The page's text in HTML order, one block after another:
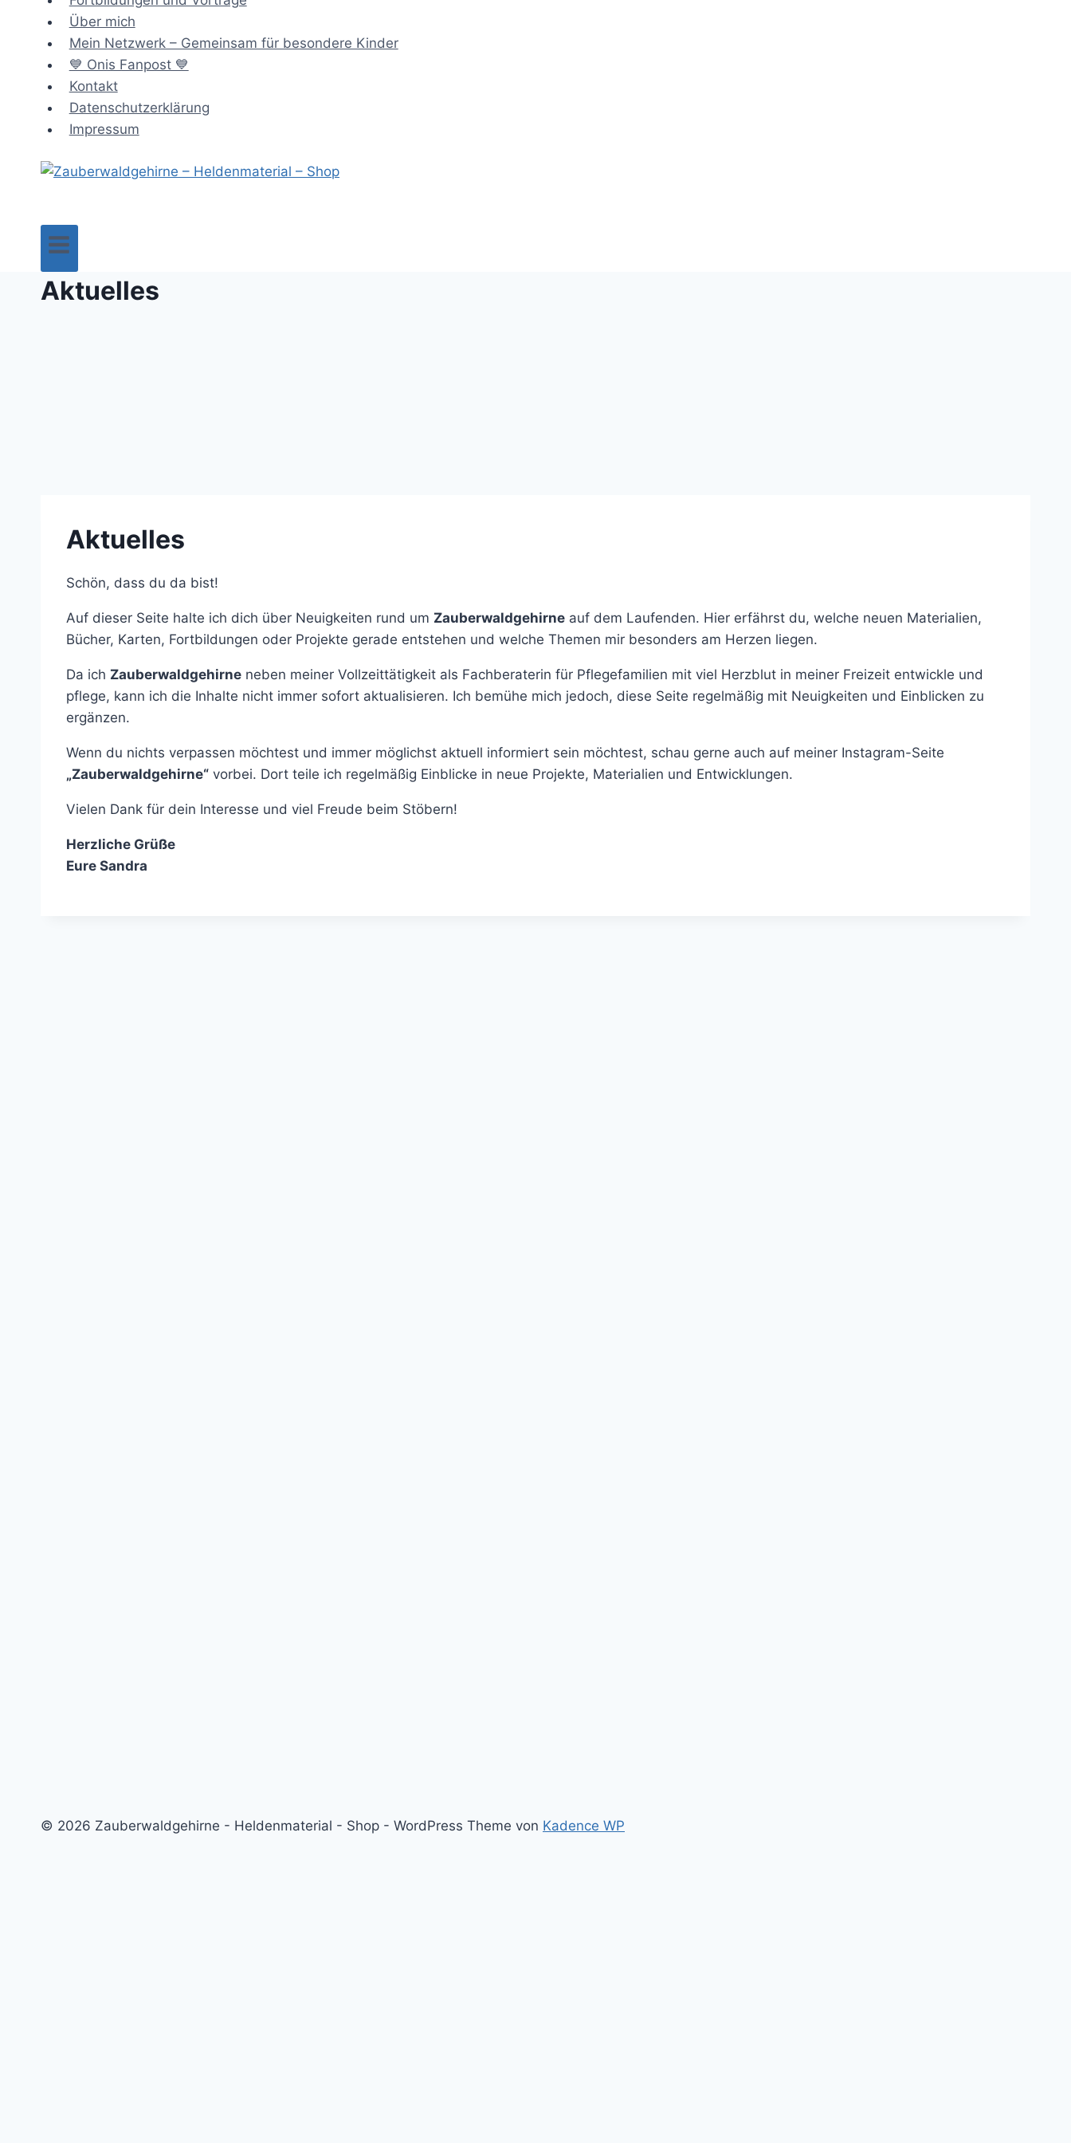
Über mich
Mein Netzwerk – Gemeinsam für besondere Kinder
💙 Onis Fanpost 💙
Kontakt
Datenschutzerklärung
Impressum
Aktuelles
Aktuelles
Schön, dass du da bist!
Auf dieser Seite halte ich dich über Neuigkeiten rund um Zauberwaldgehirne auf dem Laufenden. Hier erfährst du, welche neuen Materialien,
Bücher, Karten, Fortbildungen oder Projekte gerade entstehen und welche Themen mir besonders am Herzen liegen.
Da ich Zauberwaldgehirne neben meiner Vollzeittätigkeit als Fachberaterin für Pflegefamilien mit viel Herzblut in meiner Freizeit entwickle und
pflege, kann ich die Inhalte nicht immer sofort aktualisieren. Ich bemühe mich jedoch, diese Seite regelmäßig mit Neuigkeiten und Einblicken zu
ergänzen.
Wenn du nichts verpassen möchtest und immer möglichst aktuell informiert sein möchtest, schau gerne auch auf meiner Instagram-Seite
„Zauberwaldgehirne“ vorbei. Dort teile ich regelmäßig Einblicke in neue Projekte, Materialien und Entwicklungen.
Vielen Dank für dein Interesse und viel Freude beim Stöbern!
Herzliche Grüße
Eure Sandra
© 2026 Zauberwaldgehirne - Heldenmaterial - Shop - WordPress Theme von Kadence WP